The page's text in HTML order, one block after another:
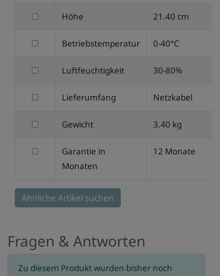
Tiefe
filtern
Höhe
Höhe 21.40 cm
filtern
Betriebstemperatur
Betriebstemperatur 0-40°C
filtern
Luftfeuchtigkeit
Luftfeuchtigkeit 30-80%
filtern
Lieferumfang
Lieferumfang Netzkabel
filtern
Gewicht
Gewicht 3.40 kg
filtern
in
Monaten
Garantie in
Monaten
12 Monate
Ähnliche Artikel suchen
Fragen & Antworten
Zu diesem Produkt wurden bisher noch